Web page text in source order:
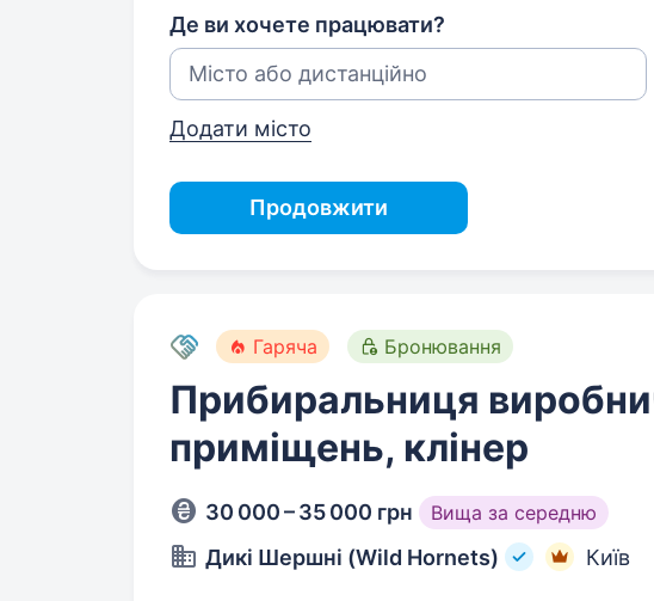
Де ви хочете працювати?
Додати місто
Продовжити
Гаряча Бронювання
Прибиральниця
приміщень, клінер
30 000 – 35 000 грн Вища за середню
Дикі Шершні (Wild Hornets) Київ